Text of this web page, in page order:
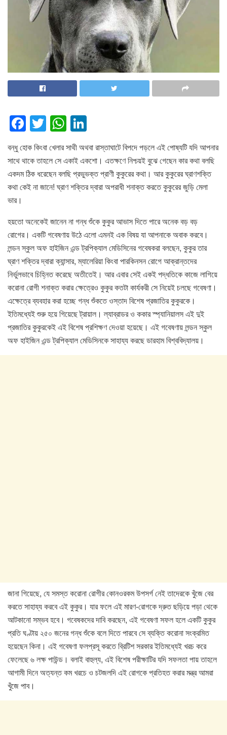
F
a
c
e
b
o
k
T
wi
tt
er
W
h
at
s
A
p
n
k
e
dI
বন্ধু হোক কিংবা খেলার সাথী অথবা রাস্তাঘাটে বিপদে পড়লে এই পোষ্যটি যদি আপনার
সাথে থাকে তাহলে সে একাই একশো। এতক্ষণে নিশ্চয়ই বুঝে গেছেন কার কথা বলছি
একদম ঠিক ধরেছেন বলছি প্রভুভক্ত প্রাণী কুকুরের কথা। আর কুকুরের ঘ্রাণশক্তি
কথা কেই না জানে! ঘ্রাণ শক্তির দ্বারা অপরাধী শনাক্ত করতে কুকুরের জুড়ি মেলা
ভার।
হয়তো অনেকেই জানেন না গন্ধ শুঁকে কুকুর আভাস দিতে পারে অনেক বড় বড়
রোগের। একটি গবেষণায় উঠে এলো এমনই এক বিষয় যা আপনাকে অবাক করবে।
লন্ডন স্কুল অফ হাইজিন এন্ড ট্রপিক্যাল মেডিসিনের গবেষকরা বলছেন, কুকুর তার
ঘ্রাণ শক্তির দ্বারা ক্যান্সার, ম্যালেরিয়া কিংবা পারকিনসন রোগে আক্রান্তদের
নির্ভুলভাবে চিহ্নিত করেছে অতীতেই। আর এবার সেই একই পদ্ধতিকে কাজে লাগিয়ে
করোনা রোগী শনাক্ত করার ক্ষেত্রেও কুকুর কতটা কার্যকরী সে নিয়েই চলছে গবেষণা।
এক্ষেত্রে ব্যবহার করা হচ্ছে গন্ধ শুঁকতে ওস্তাদ বিশেষ প্রজাতির কুকুরকে।
ইতিমধ্যেই শুরু হয়ে গিয়েছে ট্রায়াল। ল্যাব্রাডর ও ককার স্প্যানিয়ালস এই দুই
প্রজাতির কুকুরকেই এই বিশেষ প্রশিক্ষণ দেওয়া হয়েছে। এই গবেষণায় লন্ডন স্কুল
অফ হাইজিন এন্ড ট্রপিক্যাল মেডিসিনকে সাহায্য করছে ডারহাম বিশ্ববিদ্যালয়।
জানা গিয়েছে, যে সমস্ত করোনা রোগীর কোনওরকম উপসর্গ নেই তাদেরকে খুঁজে বের
করতে সাহায্য করবে এই কুকুর। যার ফলে এই মারণ-রোগকে দ্রুত ছড়িয়ে পড়া থেকে
আটকানো সম্ভব হবে। গবেষকদের দাবি করছেন, এই গবেষণা সফল হলে একটি কুকুর
প্রতি ঘণ্টায় ২৫০ জনের গন্ধ শুঁকে বলে দিতে পারবে সে ব্যক্তি করোনা সংক্রমিত
হয়েছেন কিনা। এই গবেষণা ফলপ্রসূ করতে ব্রিটিশ সরকার ইতিমধ্যেই খরচ করে
ফেলেছে ৬ লক্ষ পাউন্ড। বলাই বাহুল্য, এই বিশেষ পরীক্ষাটির যদি সফলতা পায় তাহলে
আগামী দিনে অত্যন্ত কম খরচে ও চটজলদি এই রোগকে প্রতিহত করার মন্ত্র আমরা
খুঁজে পাব।